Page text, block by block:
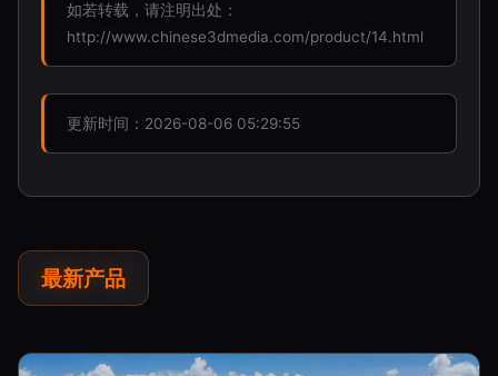
如若转载，请注明出处：
http://www.chinese3dmedia.com/product/14.html
更新时间：2026-08-06 05:29:55
最新产品